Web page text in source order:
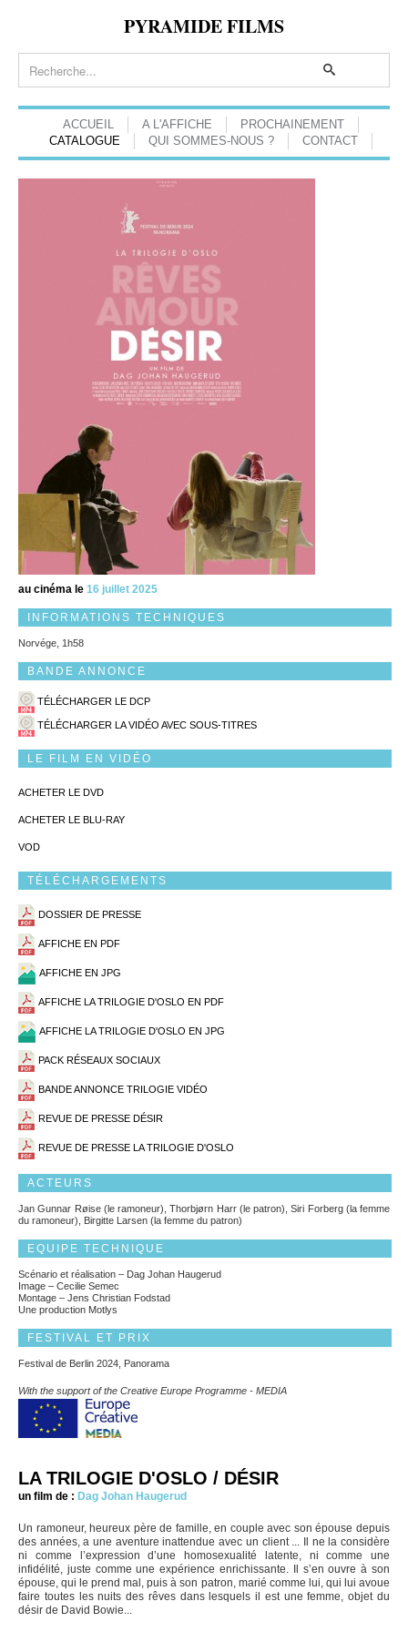
PYRAMIDE FILMS
ACCUEIL A L'AFFICHE
PROCHAINEMENT
CATALOGUE
QUI SOMMES-NOUS ? CONTACT
au cinéma le 16 juillet 2025
INFORMATIONS TECHNIQUES
Norvége, 1h58
BANDE ANNONCE
TÉLÉCHARGER LE DCP
TÉLÉCHARGER LA VIDÉO AVEC SOUS-TITRES
LE FILM EN VIDÉO
ACHETER LE DVD
ACHETER LE BLU-RAY
VOD
TÉLÉCHARGEMENTS
DOSSIER DE PRESSE
AFFICHE EN PDF
AFFICHE EN JPG
AFFICHE LA TRILOGIE D'OSLO EN PDF
AFFICHE LA TRILOGIE D'OSLO EN JPG
PACK RÉSEAUX SOCIAUX
BANDE ANNONCE TRILOGIE VIDÉO
REVUE DE PRESSE DÉSIR
REVUE DE PRESSE LA TRILOGIE D'OSLO
ACTEURS
Jan Gunnar Røise (le ramoneur), Thorbjørn Harr (le patron), Siri Forberg (la femme
du ramoneur), Birgitte Larsen (la femme du patron)
EQUIPE TECHNIQUE
Scénario et réalisation – Dag Johan Haugerud
Image – Cecilie Semec
Montage – Jens Christian Fodstad
Une production Motlys
FESTIVAL ET PRIX
Festival de Berlin 2024, Panorama
With the support of the Creative Europe Programme - MEDIA
LA TRILOGIE D'OSLO / DÉSIR
un film de : Dag Johan Haugerud
Un ramoneur, heureux père de famille, en couple avec son épouse depuis
des années, a une aventure inattendue avec un client ... Il ne la considère
ni comme l’expression d’une homosexualité latente, ni comme une
infidélité, juste comme une expérience enrichissante. Il s’en ouvre à son
épouse, qui le prend mal, puis à son patron, marié comme lui, qui lui avoue
faire toutes les nuits des rêves dans lesquels il est une femme, objet du
désir de David Bowie...